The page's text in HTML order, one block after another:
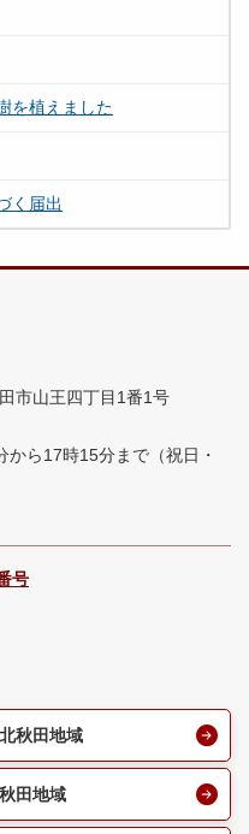
を植えました
く届出
市山王四丁目1番1号
から17時15分まで （祝日・
号
北秋田地域
秋田地域